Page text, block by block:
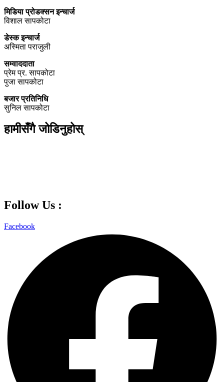
मिडिया प्रोडक्सन इन्चार्ज
विशाल सापकोटा
डेस्क इन्चार्ज
अस्मिता पराजुली
सम्वाददाता
प्रेम प्र. सापकोटा
पुजा सापकोटा
बजार प्रतिनिधि
सुनिल सापकोटा
हामीसँगै जोडिनुहोस्
Follow Us :
Facebook